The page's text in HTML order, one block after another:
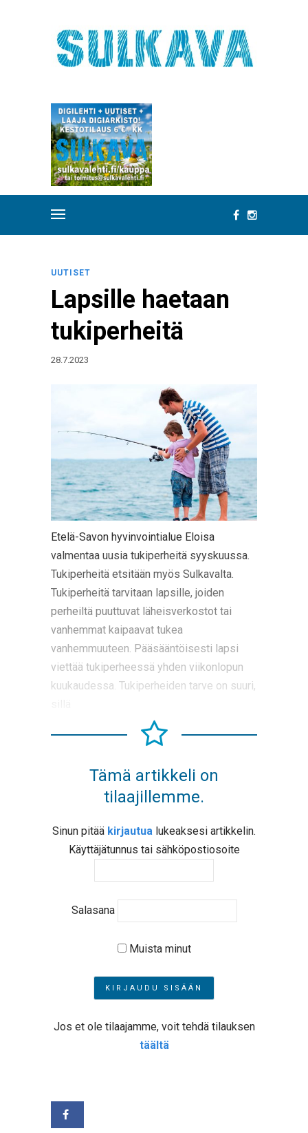
UUTISET
Lapsille haetaan
tukiperheitä
28.7.2023
Etelä-Savon hyvinvointialue Eloisa
valmentaa uusia tukiperheitä syyskuussa.
Tukiperheitä etsitään myös Sulkavalta.
Tukiperheitä tarvitaan lapsille, joiden
perheiltä puuttuvat läheisverkostot tai
vanhemmat kaipaavat tukea
vanhemmuuteen. Pääsääntöisesti lapsi
viettää tukiperheessä yhden viikonlopun
kuukaudessa. Tukiperheiden tarve on suuri,
Tämä artikkeli on
tilaajillemme.
Sinun pitää kirjautua lukeaksesi artikkelin.
Käyttäjätunnus tai sähköpostiosoite
Salasana
Muista minut
Jos et ole tilaajamme, voit tehdä tilauksen
täältä